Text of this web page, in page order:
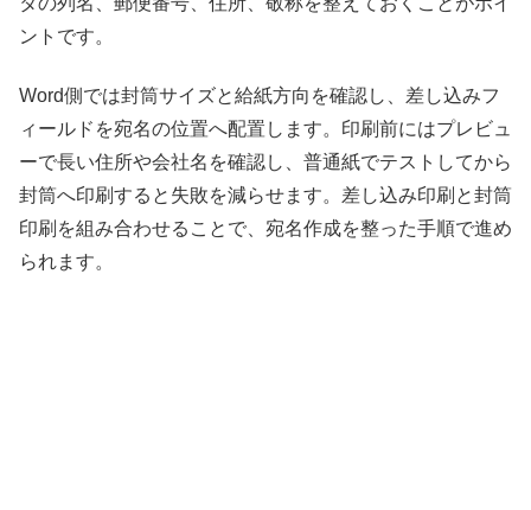
ントです。
Word側では封筒サイズと給紙方向を確認し、差し込みフ
ィールドを宛名の位置へ配置します。印刷前にはプレビュ
ーで長い住所や会社名を確認し、普通紙でテストしてから
封筒へ印刷すると失敗を減らせます。差し込み印刷と封筒
印刷を組み合わせることで、宛名作成を整った手順で進め
られます。